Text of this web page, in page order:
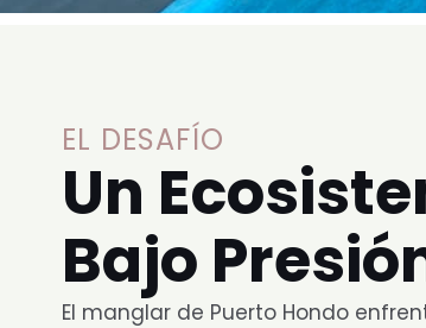
EL DESAFÍO
Un
Bajo
El manglar de Puerto Hondo